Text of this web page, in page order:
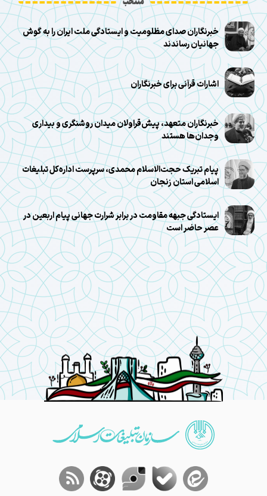
خبرنگاران صدای مظلومیت و ایستادگی ملت ایران را به گوش
جهانیان رساندند
اشارات قرآنی برای خبرنگاران
خبرنگاران متعهد، پیش‌قراولان میدان روشنگری و بیداری
وجدان‌ها هستند
پیام تبریک حجت‌الاسلام محمدی، سرپرست اداره‌کل تبلیغات
اسلامی استان زنجان
ایستادگی جبهه مقاومت در برابر شرارت جهانی پیام اربعین در
عصر حاضر است